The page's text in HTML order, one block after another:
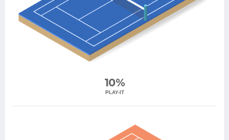
10%
PLAY-IT